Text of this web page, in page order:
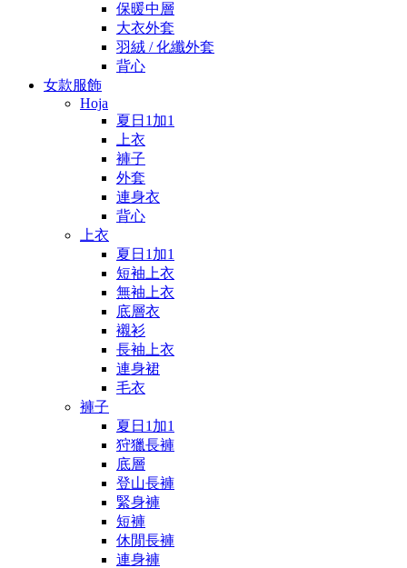
保暖中層
大衣外套
羽絨 / 化纖外套
背心
女款服飾
Hoja
夏日1加1
上衣
褲子
外套
連身衣
背心
上衣
夏日1加1
短袖上衣
無袖上衣
底層衣
襯衫
長袖上衣
連身裙
毛衣
褲子
夏日1加1
狩獵長褲
底層
登山長褲
緊身褲
短褲
休閒長褲
連身褲